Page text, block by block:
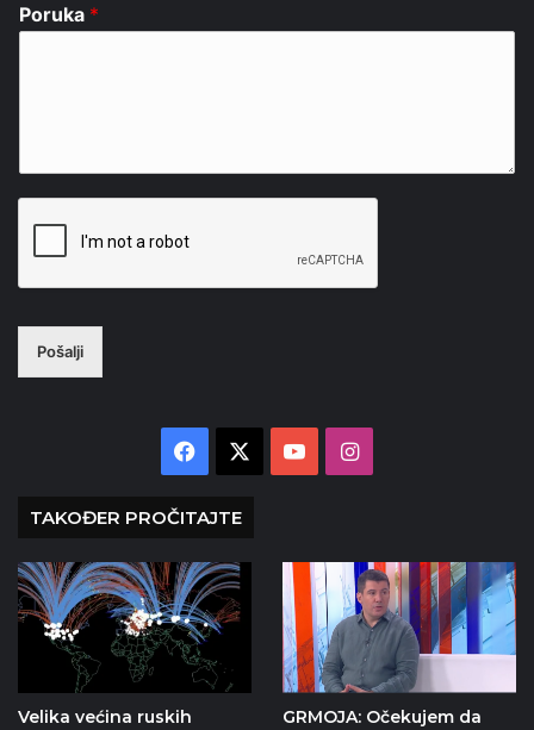
Poruka *
Pošalji
Facebook YouTubeInstagram
TAKOĐER PROČITAJTE
Velika većina ruskih
GRMOJA: Očekujem da